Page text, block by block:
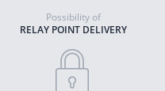
RELAY POINT DELIVERY
Possibility of